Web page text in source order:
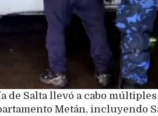
de Salta llevó a cabo
Metán, incluyendo